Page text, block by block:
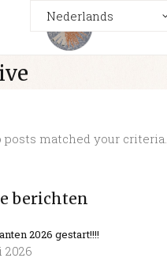
Nederlands
posts matched your criteria.
berichten
2026 gestart!!!!
2026